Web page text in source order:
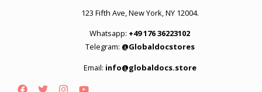
123 Fifth Ave, New York, NY 12004.
Whatsapp: +49 176 36223102
Telegram: @Globaldocstores
Email: info@globaldocs.store